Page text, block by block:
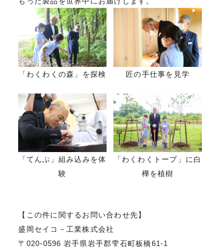
「わくわくの森」を探検 匠の手仕事を見学
「てんぷ」組み込みを体
験
「わくわくトープ」に白
樺を植樹
【この件に関するお問い合わせ先】
盛岡セイコ－工業株式会社
〒020-0596 岩手県岩手郡雫石町板橋61-1